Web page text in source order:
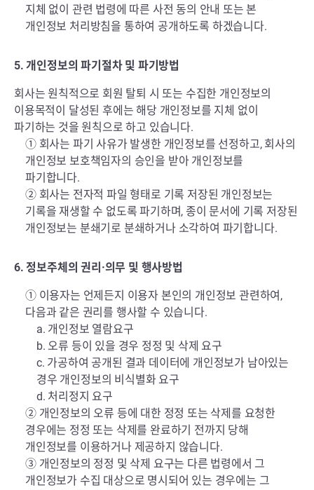
지체 없이 관련 법령에 따른 사전 동의 안내 또는 본
개인정보 처리방침을 통하여 공개하도록 하겠습니다.
5. 개인정보의 파기절차 및 파기방법
회사는 원칙적으로 회원 탈퇴 시 또는 수집한 개인정보의
이용목적이 달성된 후에는 해당 개인정보를 지체 없이
파기하는 것을 원칙으로 하고 있습니다.
① 회사는 파기 사유가 발생한 개인정보를 선정하고, 회사의
개인정보 보호책임자의 승인을 받아 개인정보를
파기합니다.
② 회사는 전자적 파일 형태로 기록 저장된 개인정보는
기록을 재생할 수 없도록 파기하며, 종이 문서에 기록 저장된
개인정보는 분쇄기로 분쇄하거나 소각하여 파기합니다.
6. 정보주체의 권리·의무 및 행사방법
① 이용자는 언제든지 이용자 본인의 개인정보 관련하여,
다음과 같은 권리를 행사할 수 있습니다.
a. 개인정보 열람요구
b. 오류 등이 있을 경우 정정 및 삭제 요구
c. 가공하여 공개된 결과 데이터에 개인정보가 남아있는
경우 개인정보의 비식별화 요구
d. 처리정지 요구
② 개인정보의 오류 등에 대한 정정 또는 삭제를 요청한
경우에는 정정 또는 삭제를 완료하기 전까지 당해
개인정보를 이용하거나 제공하지 않습니다.
③ 개인정보의 정정 및 삭제 요구는 다른 법령에서 그
개인정보가 수집 대상으로 명시되어 있는 경우에는 그